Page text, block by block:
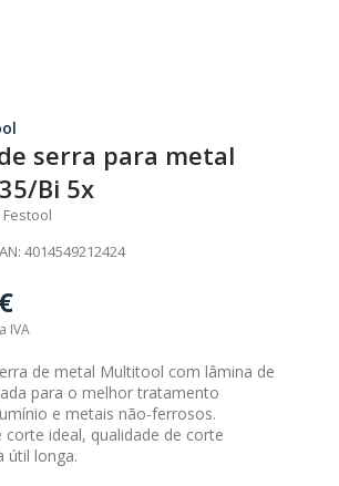
serra para metal
Bi 5x
Festool
4014549212424
IVA
de metal Multitool com lâmina de
para o melhor tratamento
e metais não-ferrosos.
corte ideal, qualidade de corte
útil longa.